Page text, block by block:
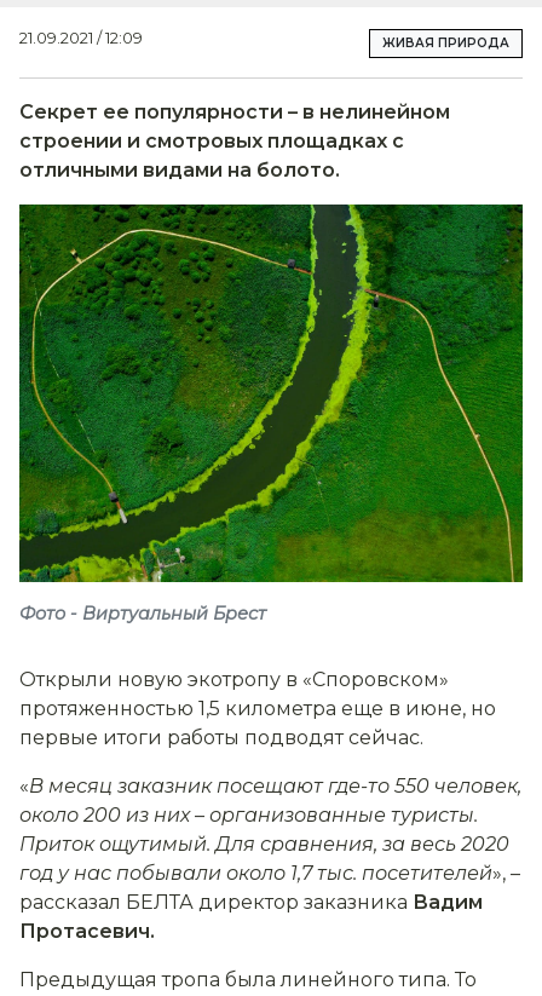
21.09.2021 / 12:09 ЖИВАЯ ПРИРОДА
Секрет ее популярности – в нелинейном
строении и смотровых площадках с
отличными видами на болото.
Фото - Виртуальный Брест
Открыли новую экотропу в «Споровском»
протяженностью 1,5 километра еще в июне, но
первые итоги работы подводят сейчас.
«В месяц заказник посещают где-то 550 человек,
около 200 из них– организованные туристы.
Приток ощутимый. Для сравнения, за весь 2020
год у нас побывали около 1,7 тыс. посетителей», –
рассказал БЕЛТА директор заказника Вадим
Протасевич.
Предыдущая тропа была линейного типа. То